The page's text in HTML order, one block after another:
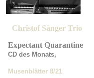
Christof Sänger Trio
Expectant Quarantine
CD des Monats,
Musenblätter 8/21